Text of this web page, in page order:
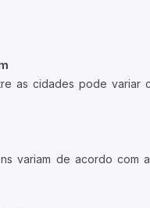
as cidades pode variar
variam de acordo com